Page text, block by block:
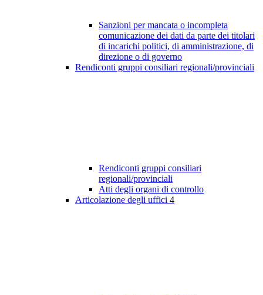
Sanzioni per mancata o incompleta
comunicazione dei dati da parte dei titolari
di incarichi politici, di amministrazione, di
direzione o di governo
Rendiconti gruppi consiliari regionali/provinciali
Rendiconti gruppi consiliari
regionali/provinciali
Atti degli organi di controllo
Articolazione degli uffici 4